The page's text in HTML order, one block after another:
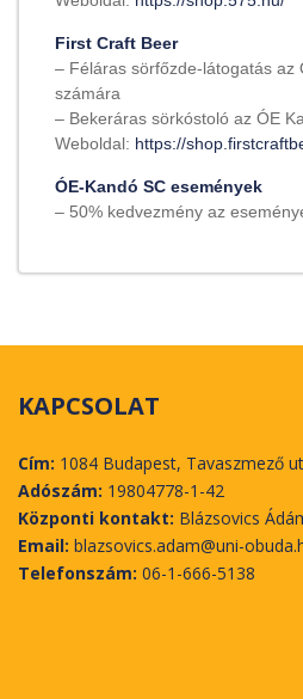
First Craft Beer
– Féláras sörfőzde-látogatás az
számára
– Bekeráras sörkóstoló az ÓE
Weboldal: https://
ÓE-Kandó SC események
– 50% kedvezmény az
KAPCSOLAT
Cím: 1084 Budapest, Tavaszmező
Adószám: 19804778-1-42
Központi kontakt: Blázsovics
Email: blazsovics.adam@uni-
Telefonszám: 06-1-666-5138